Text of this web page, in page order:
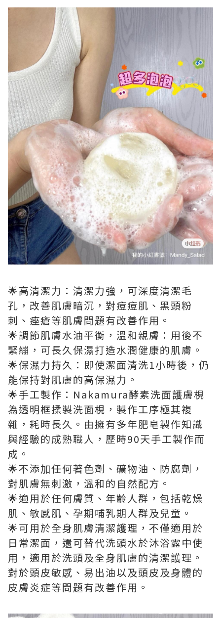
🌟高清潔力：清潔力強，可深度清潔毛
孔，改善肌膚暗沉，對痘痘肌、黑頭粉
刺、痤瘡等肌膚問題有改善作用。
🌟調節肌膚水油平衡，溫和親膚：用後不
緊繃，可長久保濕打造水潤健康的肌膚。
🌟保濕力持久：即使潔面清洗1小時後，仍
能保持對肌膚的高保濕力。
🌟手工製作：Nakamura酵素洗面護膚梘
為透明框揉製洗面梘，製作工序極其複
雜，耗時長久。由擁有多年肥皂製作知識
與經驗的成熟職人，歷時90天手工製作而
成。
🌟不添加任何著色劑、礦物油、防腐劑，
對肌膚無刺激，溫和的自然配方。
🌟適用於任何膚質、年齡人群，包括乾燥
肌、敏感肌、孕期哺乳期人群及兒童。
🌟可用於全身肌膚清潔護理，不僅適用於
日常潔面，還可替代洗頭水於沐浴露中使
用，適用於洗頭及全身肌膚的清潔護理。
對於頭皮敏感、易出油以及頭皮及身體的
皮膚炎症等問題有改善作用。